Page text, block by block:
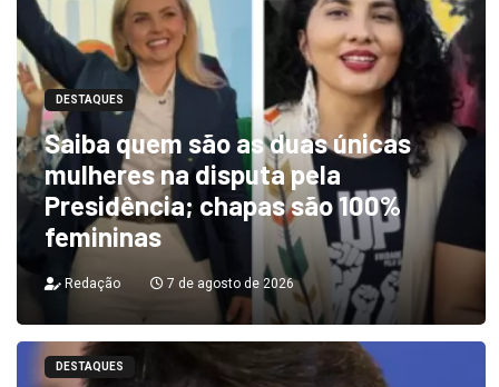
DESTAQUES
Saiba quem são as duas únicas
mulheres na disputa pela
Presidência; chapas são 100%
femininas
Redação 7 de agosto de 2026
DESTAQUES